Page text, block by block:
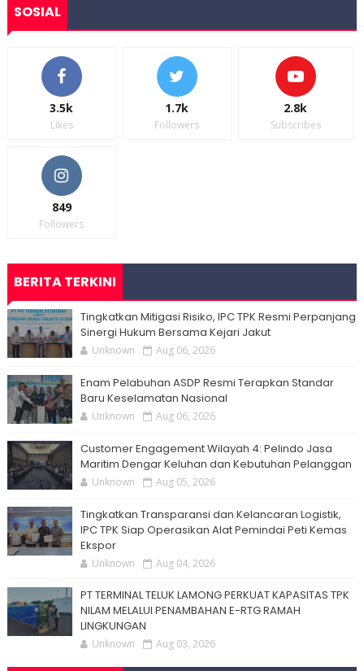
SOSIAL
3.5k
Likes
1.7k
Followers
2.8k
Subscribes
849
Followers
BERITA TERKINI
Tingkatkan Mitigasi Risiko, IPC TPK Resmi Perpanjang
Sinergi Hukum Bersama Kejari Jakut
Unknown Aug 06, 2026
Enam Pelabuhan ASDP Resmi Terapkan Standar
Baru Keselamatan Nasional
Unknown Aug 06, 2026
Customer Engagement Wilayah 4: Pelindo Jasa
Maritim Dengar Keluhan dan Kebutuhan Pelanggan
Unknown Aug 05, 2026
Tingkatkan Transparansi dan Kelancaran Logistik,
IPC TPK Siap Operasikan Alat Pemindai Peti Kemas
Ekspor
Unknown Aug 04, 2026
PT TERMINAL TELUK LAMONG PERKUAT KAPASITAS TPK
NILAM MELALUI PENAMBAHAN E-RTG RAMAH
LINGKUNGAN
Unknown Aug 03, 2026